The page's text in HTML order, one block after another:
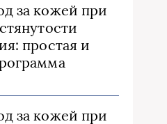
за кожей при
простая и
за кожей при